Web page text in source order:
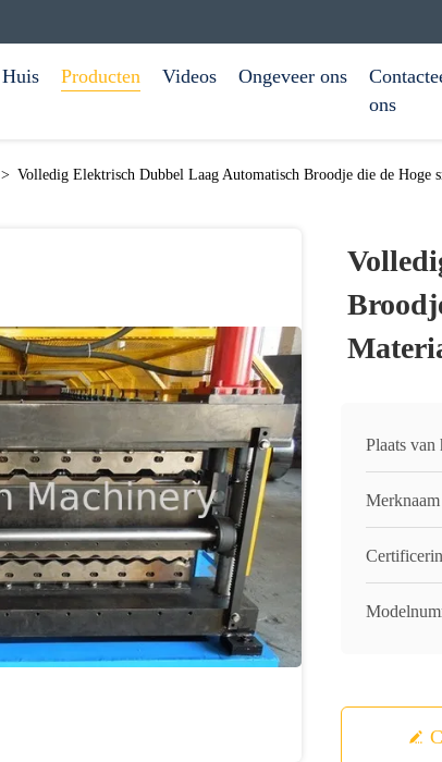
Huis Producten Videos Ongeveer ons
ons
> Volledig Elektrisch Dubbel Laag Automatisch Broodje die de Hoge
Plaats van
Merknaam